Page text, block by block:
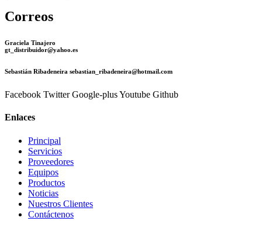
Correos
Graciela Tinajero
gt_distribuidor@yahoo.es
Sebastián Ribadeneira sebastian_ribadeneira@hotmail.com
Facebook Twitter Google-plusYoutube Github
Enlaces
Principal
Servicios
Proveedores
Equipos
Productos
Noticias
Nuestros Clientes
Contáctenos